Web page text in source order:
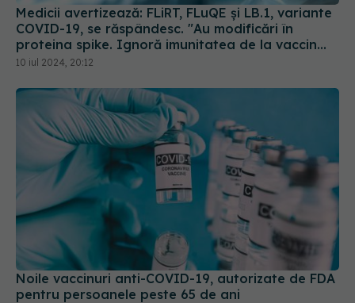
Medicii avertizează: FLiRT, FLuQE și LB.1, variante
COVID-19, se răspândesc. "Au modificări în
proteina spike. Ignoră imunitatea de la vaccin
sau infectarea anterioară
10 iul 2024, 20:12
Noile vaccinuri anti-COVID-19, autorizate de FDA
pentru persoanele peste 65 de ani